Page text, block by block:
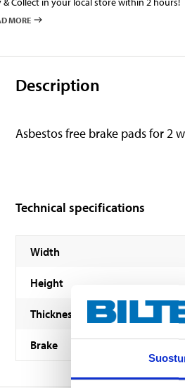
MORE
Description
Asbestos free brake pads for 2
Technical specifications
Width
Height
Thickness
Brake